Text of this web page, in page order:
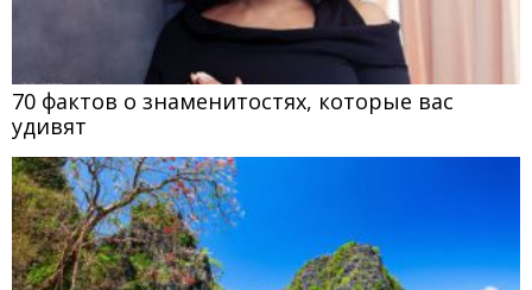
70 фактов о знаменитостях, которые вас
удивят